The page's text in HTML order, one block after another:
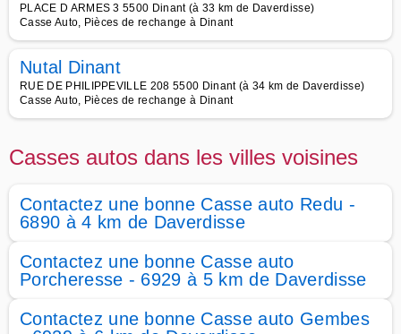
PLACE D ARMES 3 5500 Dinant (à 33 km de Daverdisse)
Casse Auto, Pièces de rechange à Dinant
Nutal Dinant
RUE DE PHILIPPEVILLE 208 5500 Dinant (à 34 km de Daverdisse)
Casse Auto, Pièces de rechange à Dinant
Casses autos dans les villes voisines
Contactez une bonne Casse auto Redu -
6890 à 4 km de Daverdisse
Contactez une bonne Casse auto
Porcheresse - 6929 à 5 km de Daverdisse
Contactez une bonne Casse auto Gembes